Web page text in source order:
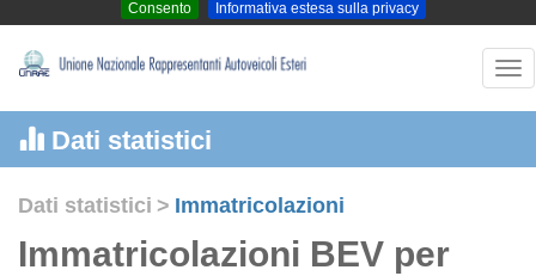
Consento
Informativa estesa sulla privacy
Dati statistici
Dati statistici > Immatricolazioni
Immatricolazioni BEV per